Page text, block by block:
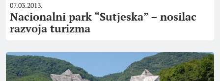
07.03.2013.
Nacionalni park “Sutjeska” – nosilac
razvoja turizma